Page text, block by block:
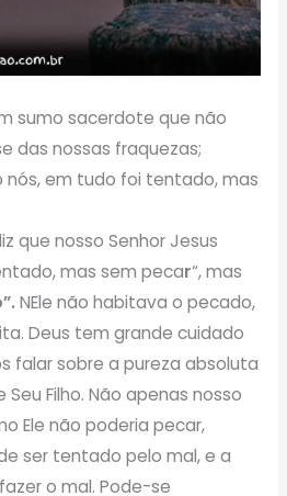
sumo sacerdote que não
das nossas fraquezas;
nós, em tudo foi tentado, mas
que nosso Senhor Jesus
mas sem pecar“, mas
NEle não habitava o pecado,
Deus tem grande cuidado
falar sobre a pureza absoluta
Filho. Não apenas nosso
Ele não poderia pecar,
ser tentado pelo mal, e a
o mal. Pode-se